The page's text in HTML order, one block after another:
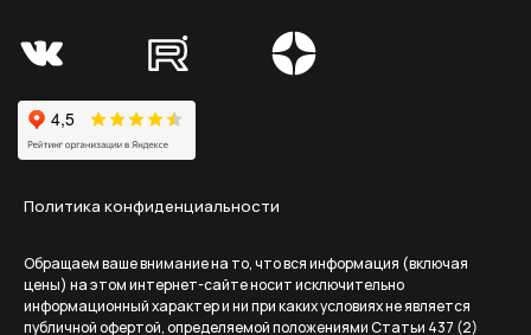
Политика конфиденциальности
Обращаем ваше внимание на то, что вся информация (включая
цены) на этом интернет-сайте носит исключительно
информационный характер и ни при каких условиях не является
публичной офертой, определяемой положениями Статьи 437 (2)